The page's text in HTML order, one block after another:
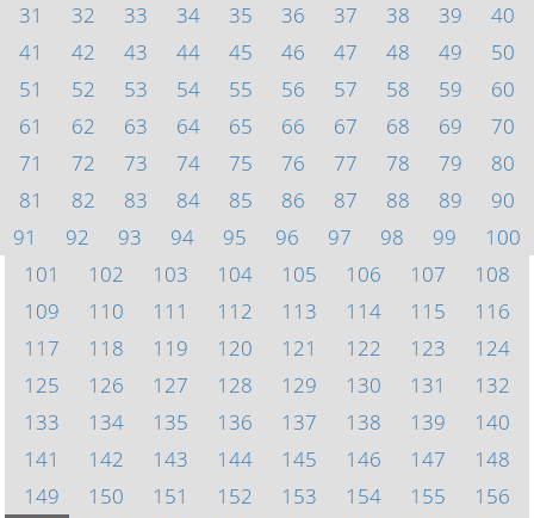
31
32 33 34 35 36 37 38 39
40
41
42 43 44 45 46 47 48 49
50
51
52 53 54 55 56 57 58 59
60
61
62 63 64 65 66 67 68 69
70
71
72 73 74 75 76 77 78 79
80
81
82 83 84 85 86 87 88 89
90
91
92 93 94 95 96 97 98 99
100
101
102 103 104 105 106 107
108
109
110 111 112 113 114 115
116
117
118 119 120 121 122 123
124
125
126 127 128 129 130 131
132
133
134 135 136 137 138 139
140
141
142 143 144 145 146 147
148
149
150 151 152 153 154 155
156